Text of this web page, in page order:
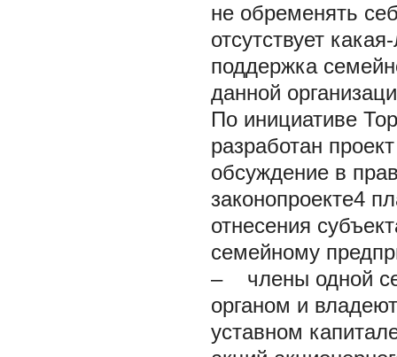
не обременять
отсутствует
поддержка
данной
По инициативе
разработан
обсуждение в
законопроекте4
отнесения
семейному
– члены одной
органом и
уставном